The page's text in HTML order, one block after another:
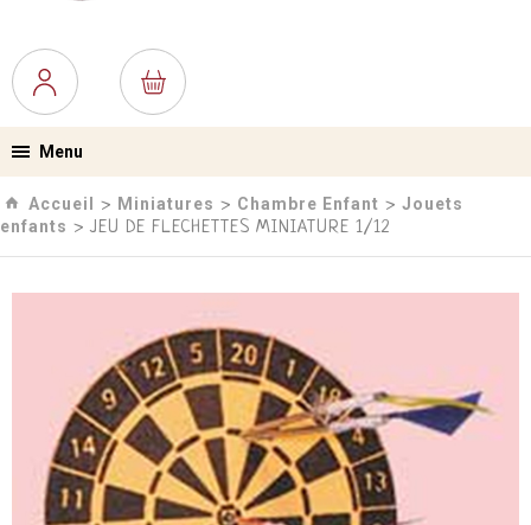
Menu
Accueil › Miniatures › Chambre Enfant ›Jouets
enfants › JEU DE FLECHETTES MINIATURE 1/12